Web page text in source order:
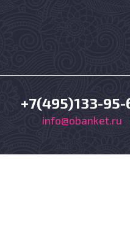
+7(495)133-95-
info@obanket.ru